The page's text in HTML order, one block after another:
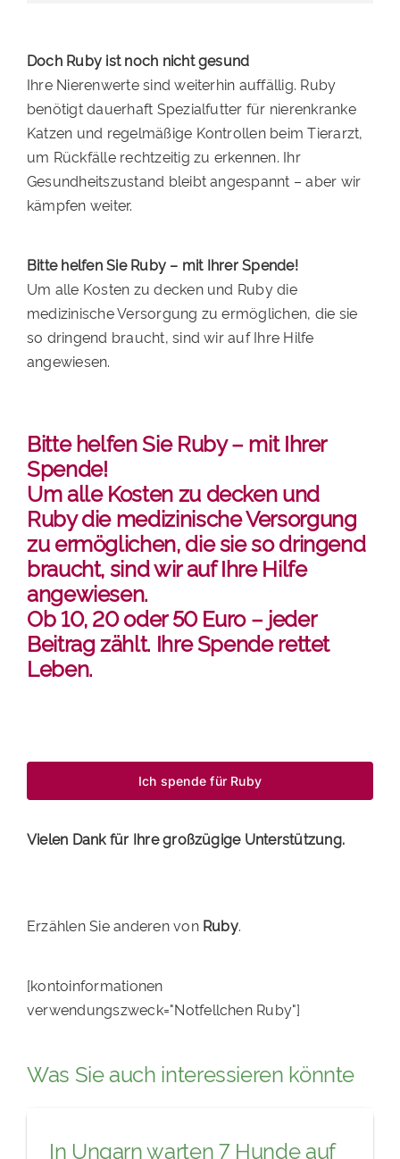
Doch Ruby ist noch nicht gesund
Ihre Nierenwerte sind weiterhin auffällig. Ruby
benötigt dauerhaft Spezialfutter für nierenkranke
Katzen und regelmäßige Kontrollen beim Tierarzt,
um Rückfälle rechtzeitig zu erkennen. Ihr
Gesundheitszustand bleibt angespannt – aber wir
kämpfen weiter.
Bitte helfen Sie Ruby – mit Ihrer Spende!
Um alle Kosten zu decken und Ruby die
medizinische Versorgung zu ermöglichen, die sie
so dringend braucht, sind wir auf Ihre Hilfe
angewiesen.
Bitte helfen Sie Ruby – mit Ihrer
Spende!
Um alle Kosten zu decken und
Ruby die medizinische Versorgung
zu ermöglichen, die sie so dringend
braucht, sind wir auf Ihre Hilfe
angewiesen.
Ob 10, 20 oder 50 Euro – jeder
Beitrag zählt. Ihre Spende rettet
Leben.
Ich spende für Ruby
Vielen Dank für Ihre großzügige Unterstützung.
Erzählen Sie anderen vonRuby.
[kontoinformationen
verwendungszweck="Notfellchen Ruby"]
Was Sie auch interessieren könnte
In Ungarn warten 7 Hunde auf